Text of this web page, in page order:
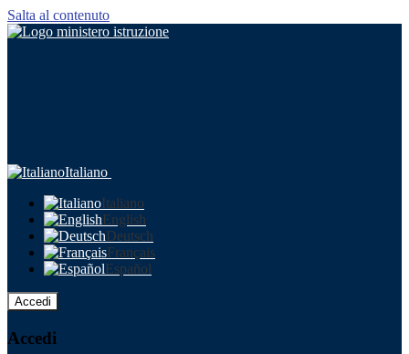
Salta al contenuto
Italiano
Italiano
English
Deutsch
Français
Español
Accedi
Accedi